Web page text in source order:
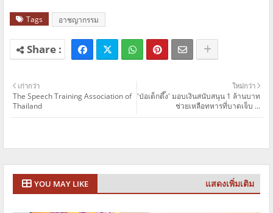
Tags อาชญากรรม
ใหม่กว่า
'ป่อเต็กตึ๊ง' มอบเงินสนับสนุน 1 ล้านบาท
ช่วยเหลือทหารที่บาดเจ็บ ...
เก่ากว่า
The Speech Training Association of
Thailand
YOU MAY LIKE แสดงเพิ่มเติม